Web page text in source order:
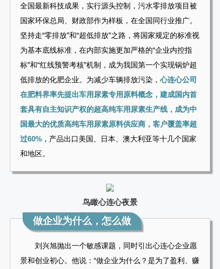
全国最新科技成果，实行源头控制，污水零排放项目被
国家环保总局、财政部作为样板，在全国同行业推广。
坚持走“零排放”和“超低排放”之路，将国家规定的标准视
为基本底线标准，在内部实施更加严格的“企业内控指
标”和“红线预警考核”机制，成为我国第一个实现锅炉超
低排放的化肥企业。为减少车辆排放污染，心连心公司
在肥料界率先提出车用尿素专用原料概念，建成国内首
套具有自主知识产权的超高纯车用尿素生产线，成为中
国最大的优质高纯车用尿素原料供应商，客户覆盖率超
过60%， 产品出口美国、日本、澳大利亚等十几个国家
和地区。
鸟瞰心连心夜景
做企业为什么，怎么做
刘兴旭抛出一个敏感课题，同时引出心连心企业愿
景和创业初心。他说：“做企业为什么？是为了盈利、赚